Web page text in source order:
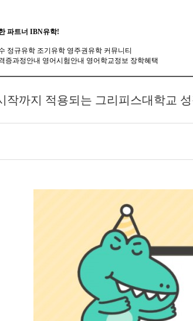
파트너 IBN유학!
정규유학 조기유학 영주권유학 커뮤니티
증과정안내 영어시험안내 영어학교정보 장학혜택
작까지 적용되는 그리피스대학교